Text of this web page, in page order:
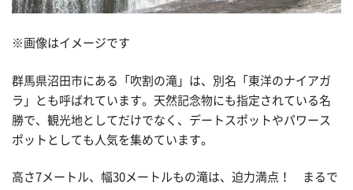
※画像はイメージです
群馬県沼田市にある「吹割の滝」は、別名「東洋のナイアガ
ラ」とも呼ばれています。天然記念物にも指定されている名
勝で、観光地としてだけでなく、デートスポットやパワース
ポットとしても人気を集めています。
高さ7メートル、幅30メートルもの滝は、迫力満点！ まるで